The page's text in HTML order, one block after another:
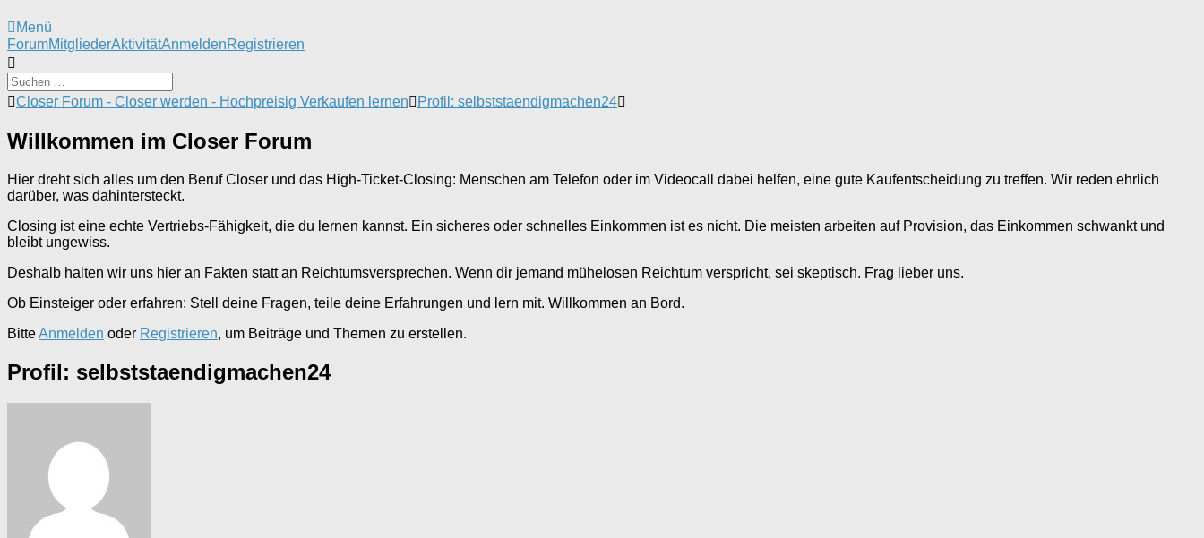
Menü
Forum-
Navigation
ForumMitgliederAktivitätAnmeldenRegistrieren
Forum-
-
Du
hier:
Closer Forum - Closer werden - Hochpreisig Verkaufen lernen Profil: selbststaendigmachen24
Willkommen im Closer Forum
Hier dreht sich alles um den Beruf Closer und das High-Ticket-Closing: Menschen am Telefon oder im Videocall dabei helfen, eine gute Kaufentscheidung zu treffen. Wir reden ehrlich
darüber, was dahintersteckt.
Closing ist eine echte Vertriebs-Fähigkeit, die du lernen kannst. Ein sicheres oder schnelles Einkommen ist es nicht. Die meisten arbeiten auf Provision, das Einkommen schwankt und
bleibt ungewiss.
Deshalb halten wir uns hier an Fakten statt an Reichtumsversprechen. Wenn dir jemand mühelosen Reichtum verspricht, sei skeptisch. Frag lieber uns.
Ob Einsteiger oder erfahren: Stell deine Fragen, teile deine Erfahrungen und lern mit. Willkommen an Bord.
BitteAnmelden oder Registrieren, um Beiträge und Themen zu erstellen.
Profil: selbststaendigmachen24